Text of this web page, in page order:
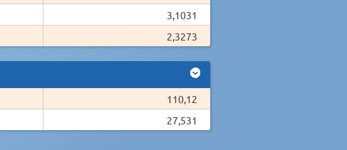
3,1031
2,3273
110,12
27,531